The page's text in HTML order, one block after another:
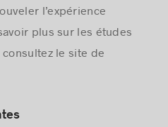
l’expérience
plus sur les études
le site de